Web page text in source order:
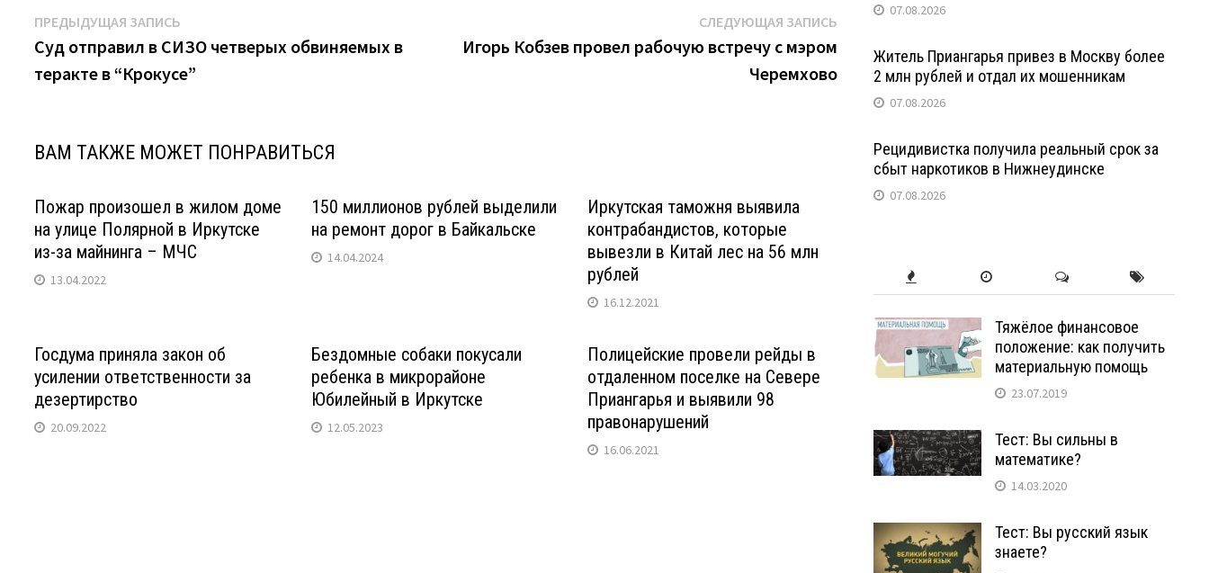
Навигация
по
записям
ПРЕДЫДУЩАЯ ЗАПИСЬ
запись:
Суд отправил в СИЗО четверых обвиняемых в
теракте в “Крокусе”
СЛЕДУЮЩАЯ ЗАПИСЬСледующая
запись:
Игорь Кобзев провел рабочую встречу с мэром
Черемхово
ВАМ ТАКЖЕ МОЖЕТ ПОНРАВИТЬСЯ
Пожар произошел в жилом доме
на улице Полярной в Иркутске
из-за майнинга – МЧС
13.04.2022
150 миллионов рублей выделили
на ремонт дорог в Байкальске
14.04.2024
Иркутская таможня выявила
контрабандистов, которые
вывезли в Китай лес на 56 млн
рублей
16.12.2021
Госдума приняла закон об
усилении ответственности за
дезертирство
20.09.2022
Бездомные собаки покусали
ребенка в микрорайоне
Юбилейный в Иркутске
12.05.2023
Полицейские провели рейды в
отдаленном поселке на Севере
Приангарья и выявили 98
правонарушений
16.06.2021
07.08.2026
Житель Приангарья привез в Москву более
2 млн рублей и отдал их мошенникам
07.08.2026
Рецидивистка получила реальный срок за
сбыт наркотиков в Нижнеудинске
07.08.2026
Тяжёлое финансовое
положение: как получить
материальную помощь
23.07.2019
Тест: Вы сильны в
математике?
14.03.2020
Тест: Вы русский язык
знаете?